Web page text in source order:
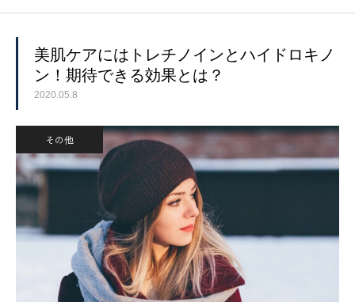
美肌ケアにはトレチノインとハイドロキノ
ン！期待できる効果とは？
2020.05.8
その他